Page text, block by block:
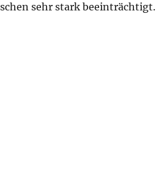
sehr stark beeinträchtigt.